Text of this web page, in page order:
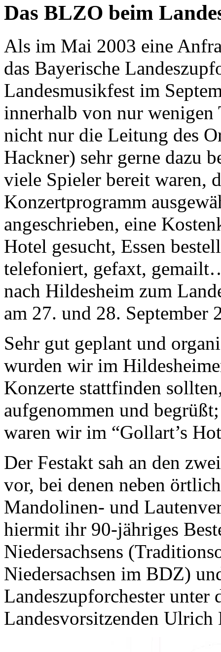
Das BLZO beim
Als im Mai 2003 eine
das Bayerische
Landesmusikfest im
innerhalb von nur wenigen
nicht nur die Leitung des
Hackner) sehr gerne dazu
viele Spieler bereit waren,
Konzertprogramm
angeschrieben, eine
Hotel gesucht, Essen
telefoniert, gefaxt,
nach Hildesheim zum
am 27. und 28. September
Sehr gut geplant und
wurden wir im
Konzerte stattfinden
aufgenommen und
waren wir im “Gollart’s
Der Festakt sah an den
vor, bei denen neben
Mandolinen- und
hiermit ihr 90-jähriges
Niedersachsens
Niedersachsen im BDZ)
Landeszupforchester unter
Landesvorsitzenden